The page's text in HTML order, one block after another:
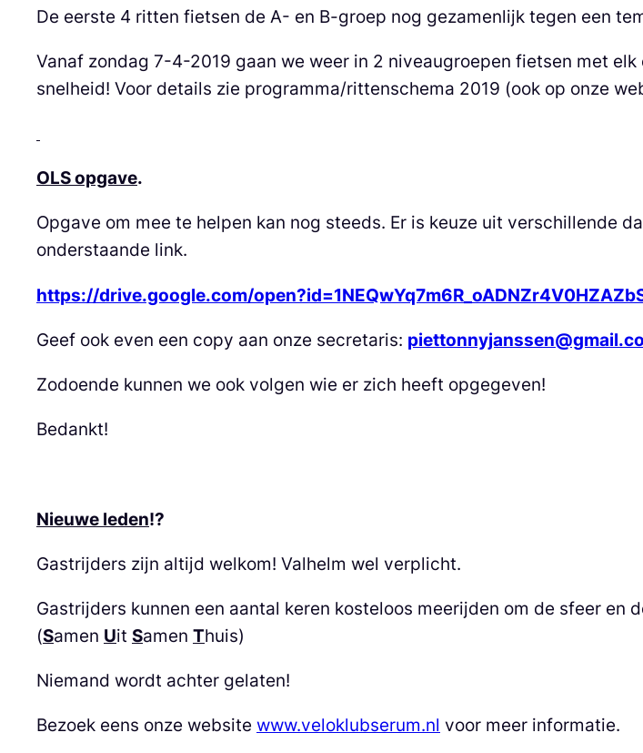
De eerste 4 ritten fietsen de A- en B-groep nog gezamenlijk tegen een
Vanaf zondag 7-4-2019 gaan we weer in 2 niveaugroepen fietsen met
snelheid! Voor details zie programma/rittenschema 2019 (ook op onze
OLS opgave.
Opgave om mee te helpen kan nog steeds. Er is keuze uit verschillende
onderstaande link.
https://drive.google.com/
Geef ook even een copy aan onze secretaris:
Zodoende kunnen we ook volgen wie er zich heeft opgegeven!
Bedankt!
Nieuwe leden!?
Gastrijders zijn altijd welkom! Valhelm wel verplicht.
Gastrijders kunnen een aantal keren kosteloos meerijden om de sfeer
(Samen Uit Samen Thuis)
Niemand wordt achter gelaten!
Bezoek eens onze website www.veloklubserum.nl voor meer informatie.